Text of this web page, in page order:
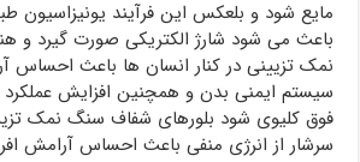
مایع شود و بلعکس این فرآیند یونیزاسیون
باعث می شود شارژ الکتریکی صورت گیرد و
نمک تزیینی در کنار انسان ها باعث احساس
سیستم ایمنی بدن و همچنین افزایش عملکرد
فوق کلیوی شود بلورهای شفاف سنگ نمک
سرشار از انرژی منفی باعث احساس آرامش